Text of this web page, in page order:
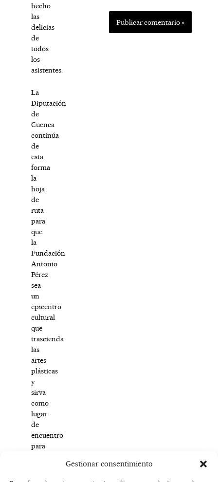
Gestionar consentimiento
hecho
las
delicias
de
todos
los
asistentes.
La
Diputación
de
Cuenca
continúa
de
esta
forma
la
hoja
de
ruta
para
que
la
Fundación
Antonio
Pérez
sea
un
epicentro
cultural
que
trascienda
las
artes
plásticas
y
sirva
como
lugar
de
encuentro
para
disciplinas.